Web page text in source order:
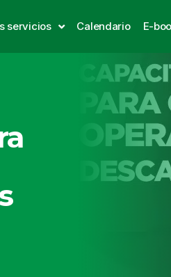
servicios Calendario E-